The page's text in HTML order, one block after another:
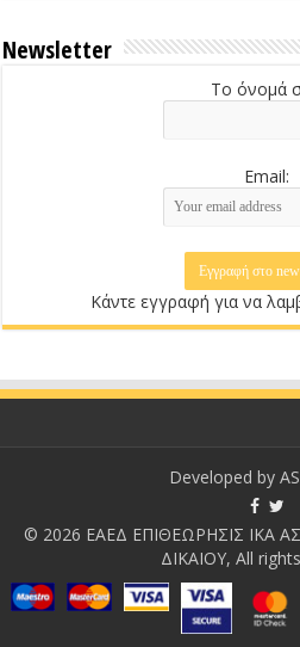
Newsletter
Το όνομά
Email:
Κάντε εγγραφή για να
Developed by
© 2026 ΕΑΕΔ ΕΠΙΘΕΩΡΗΣΙΣ ΙΚΑ
ΔΙΚΑΙΟΥ, All